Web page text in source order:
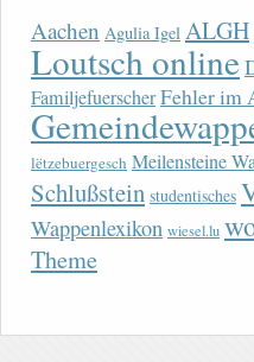
Aachen Agulia Igel ALGH
Loutsch online
FamiljefuerscherFehler im
lëtzebuergesch Meilensteine
Schlußstein studentisches
Wappenlexikon wiesel.lu
Theme